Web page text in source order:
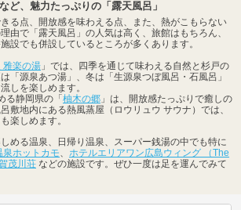
ど、魅力たっぷりの「露天風呂」
る点、開放感を味わえる点、また、熱がこもらない
由で「露天風呂」の人気は高く、旅館はもちろん、
設でも併設しているところが多くあります。
雅楽の湯 」では、四季を通じて味わえる自然と杉戸の
「源泉あつ湯」、冬は「生源泉つぼ風呂・石風呂」
しを楽しめます。
る静岡県の「 柚木の郷 」は、開放感たっぷりで癒しの
敷地内にある熱風蒸屋（ロウリュウ サウナ）では、
楽しめます。
める温泉、日帰り温泉、スーパー銭湯の中でも特に
泉ホットカモ、 ホテルエリアワン広島ウィング （The
茂川荘 などの施設です。ぜひ一度は足を運んでみて